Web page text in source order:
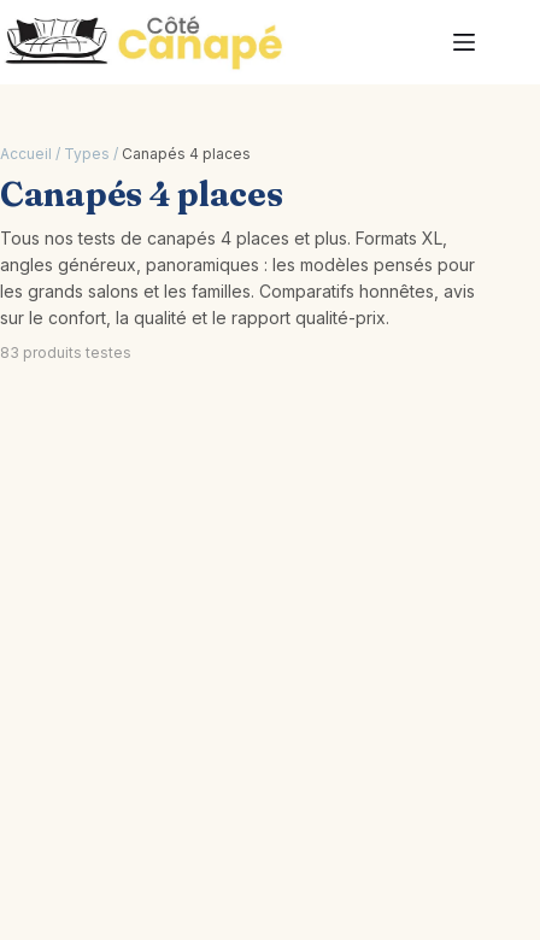
au
contenu
Accueil / Types / Canapés 4 places
Canapés 4 places
Tous nos tests de canapés 4 places et plus. Formats XL,
angles généreux, panoramiques : les modèles pensés pour
les grands salons et les familles. Comparatifs honnêtes, avis
sur le confort, la qualité et le rapport qualité-prix.
83 produits testes